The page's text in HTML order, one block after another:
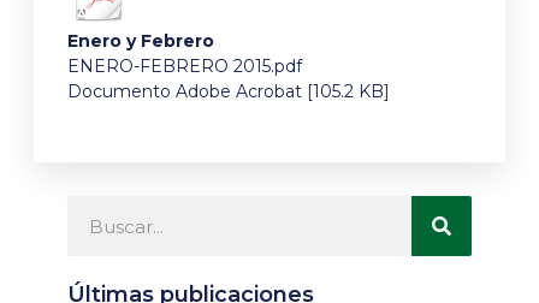
Enero y Febrero
ENERO-FEBRERO 2015.pdf
Documento Adobe Acrobat [105.2 KB]
Últimas publicaciones